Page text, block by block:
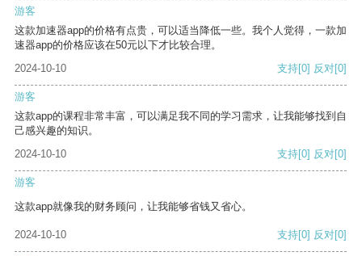
游客
这款加速器app的价格有点贵，可以适当降低一些。我个人觉得，一款加
速器app的价格应该在50元以下才比较合理。
2024-10-10
支持[0] 反对[0]
游客
这款app的课程非常丰富，可以满足我不同的学习需求，让我能够找到自
己感兴趣的知识。
2024-10-10
支持[0] 反对[0]
游客
这款app就像我的财务顾问，让我能够省钱又省心。
2024-10-10 支持[0] 反对[0]